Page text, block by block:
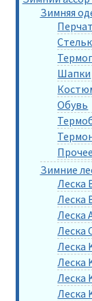
Зимняя
Шапки
Обувь
Прочее
Зимние
Леска
Леска
Леска
Леска
Леска
Леска
Леска
Леска